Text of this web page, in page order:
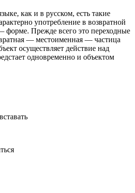
как и в русском, есть такие
употребление в возвратной
Прежде всего это переходные
— местоименная — частица
осуществляет действие над
одновременно и объектом